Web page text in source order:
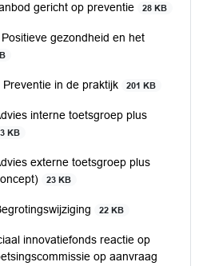
gericht op preventie
28 KB
gezondheid en het
Preventie in de praktijk 201 KB
interne toetsgroep plus
KB
externe toetsgroep plus
23 KB
22 KB
innovatiefonds reactie op
op aanvraag